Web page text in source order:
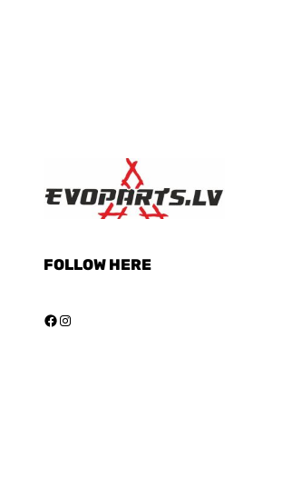
FOLLOW HERE
Facebook Instagram